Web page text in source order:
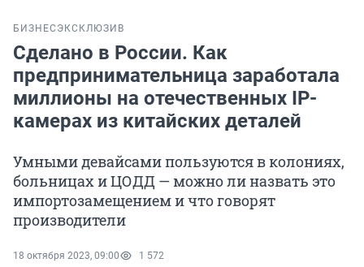
БИЗНЕС ЭКСКЛЮЗИВ
Сделано в России. Как
предпринимательница заработала
миллионы на отечественных IP-
камерах из китайских деталей
Умными девайсами пользуются в колониях,
больницах и ЦОДД — можно ли назвать это
импортозамещением и что говорят
производители
18 октября 2023, 09:00 1 572